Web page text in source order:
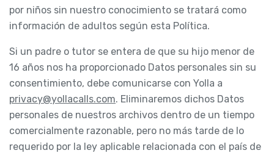
por niños sin nuestro conocimiento se tratará como
información de adultos según esta Política.
Si un padre o tutor se entera de que su hijo menor de
16 años nos ha proporcionado Datos personales sin su
consentimiento, debe comunicarse con Yolla a
privacy@yollacalls.com. Eliminaremos dichos Datos
personales de nuestros archivos dentro de un tiempo
comercialmente razonable, pero no más tarde de lo
requerido por la ley aplicable relacionada con el país de